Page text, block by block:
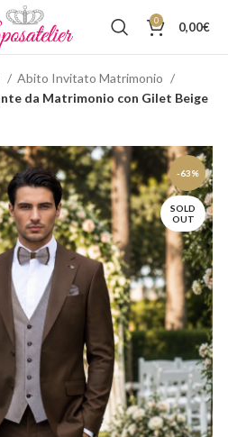
0 0,00€
Abito Invitato Matrimonio
da Matrimonio con Gilet Beige
-63%
SOLD
OUT